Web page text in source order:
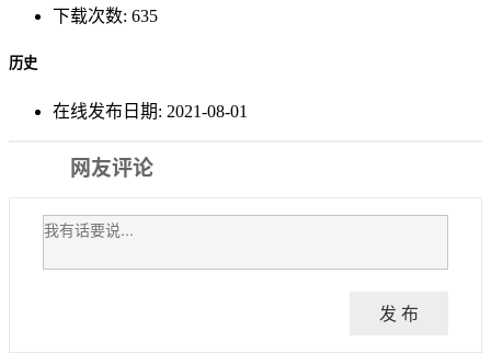
下载次数: 635
历史
在线发布日期: 2021-08-01
网友评论
发 布